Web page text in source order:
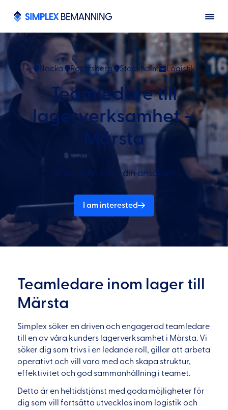
Nacka Rosersberg Stockholm Logistik
Teamledare till
lagerverksamhet –
Märsta
Vi ser fram emot din ansökan!
I am interested
Teamledare inom lager till
Märsta
Simplex söker en driven och engagerad teamledare
till en av våra kunders lagerverksamhet i Märsta. Vi
söker dig som trivs i en ledande roll, gillar att arbeta
operativt och vill vara med och skapa struktur,
effektivitet och god sammanhållning i teamet.
Detta är en heltidstjänst med goda möjligheter för
dig som vill fortsätta utvecklas inom logistik och